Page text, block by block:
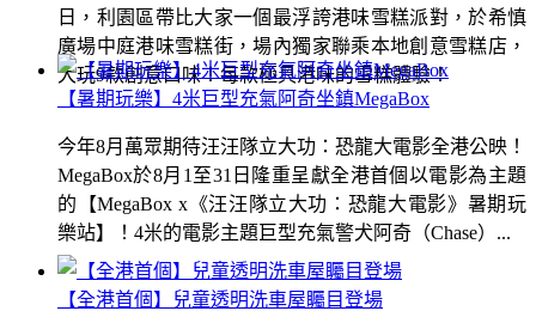
日，利園區帶比大家一個最浮誇港味雪糕派對，於希慎
廣場中庭港味雪糕街，場內獨家聯乘本地創意雪糕店，
大玩9款創意口味！每款極具港味的雪糕體驗！
【全港首個】兒童透明洗車屋矚目登場
【暑期玩樂】4米巨型充氣阿奇坐鎮MegaBox
今年8月萬眾期待汪汪隊立大功：恐龍大電影全港公映！
MegaBox於8月1至31日隆重呈獻全港首個以電影為主題
的【MegaBox x《汪汪隊立大功：恐龍大電影》暑期玩
樂站】！4米的電影主題巨型充氣警犬阿奇（Chase）...